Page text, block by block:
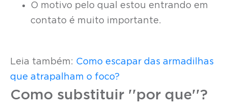
O motivo pelo qual estou entrando em
contato é muito importante.
Leia também: Como escapar das armadilhas
que atrapalham o foco?
Como substituir ''por que''?